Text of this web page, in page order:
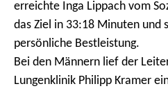
erreichte Inga Lippach vom
das Ziel in 33:18 Minuten und
persönliche Bestleistung.
Bei den Männern lief der
Lungenklinik Philipp Kramer